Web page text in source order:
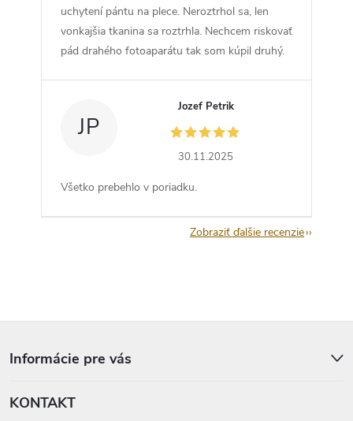
uchytení pántu na plece. Neroztrhol sa, len
vonkajšia tkanina sa roztrhla. Nechcem riskovať
pád drahého fotoaparátu tak som kúpil druhý.
JP
Jozef Petrik
30.11.2025
Všetko prebehlo v poriadku.
Zobraziť ďalšie recenzie
Informácie pre vás
KONTAKT